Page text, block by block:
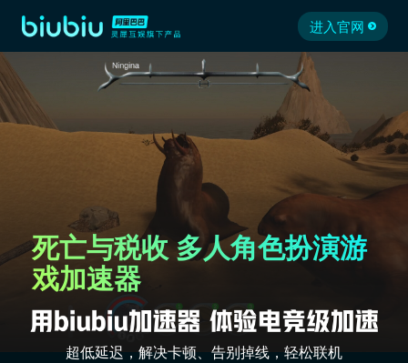
进入官网
死亡与税收 多人角色扮演游
戏加速器
超低延迟，解决卡顿、告别掉线，轻松联机